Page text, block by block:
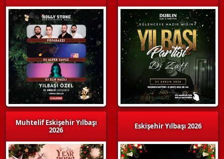
Muhtelif Eskişehir Yılbaşı
2026
Eskişehir Yılbaşı 2026